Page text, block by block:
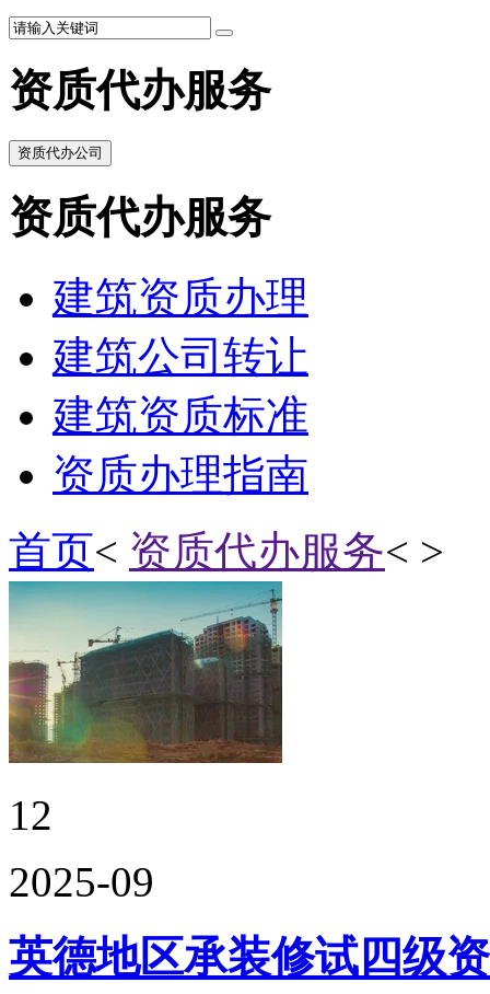
资质代办服务
资质代办公司
资质代办服务
建筑资质办理
建筑公司转让
建筑资质标准
资质办理指南
首页< 资质代办服务< >
12
2025-09
英德地区承装修试四级